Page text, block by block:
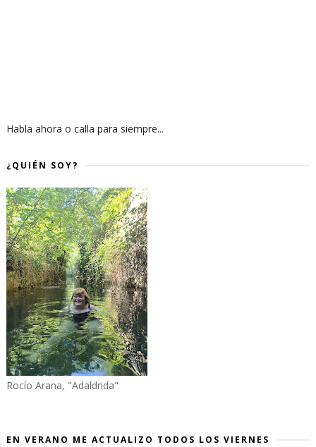
Habla ahora o calla para siempre...
¿QUIÉN SOY?
Rocío Arana, "Adaldrida"
EN VERANO ME ACTUALIZO TODOS LOS VIERNES